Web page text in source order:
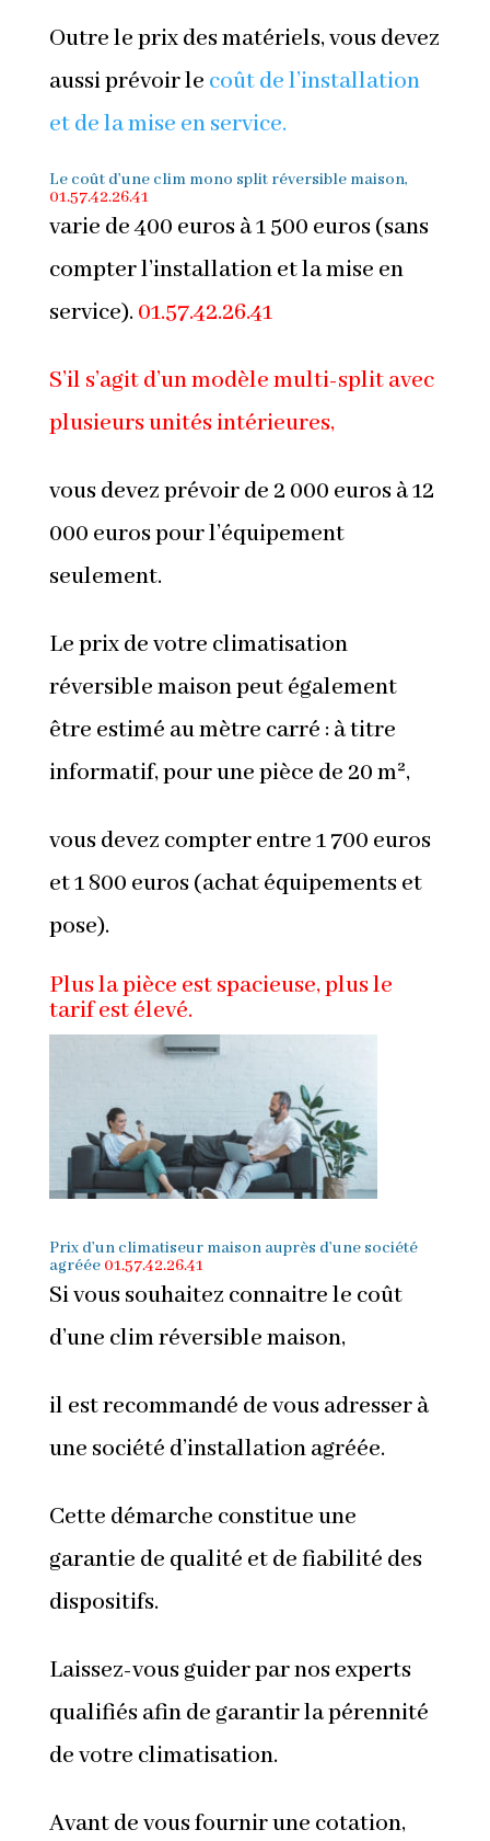
Outre le prix des matériels, vous devez
aussi prévoir le coût de l’installation
et de la mise en service.
Le coût d’une clim mono split réversible maison,
01.57.42.26.41
varie de 400 euros à 1 500 euros (sans
compter l’installation et la mise en
service). 01.57.42.26.41
S’il s’agit d’un modèle multi-split avec
plusieurs unités intérieures,
vous devez prévoir de 2 000 euros à 12
000 euros pour l’équipement
seulement.
Le prix de votre climatisation
réversible maison peut également
être estimé au mètre carré : à titre
informatif, pour une pièce de 20 m²,
vous devez compter entre 1 700 euros
et 1 800 euros (achat équipements et
pose).
Plus la pièce est spacieuse, plus le
tarif est élevé.
Prix d’un climatiseurmaison auprès d’une société
agréée 01.57.42.26.41
Si vous souhaitez connaitre le coût
d’une clim réversible maison,
il est recommandé de vous adresser à
une société d’installation agréée.
Cette démarche constitue une
garantie de qualité et de fiabilité des
dispositifs.
Laissez-vous guider par nos experts
qualifiés afin de garantir la pérennité
de votre climatisation.
Avant de vous fournir une cotation,